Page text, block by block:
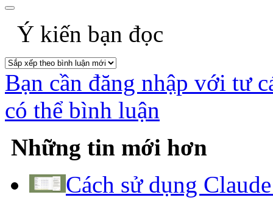
Ý kiến bạn đọc
Bạn cần đăng nhập với tư
có thể bình luận
Những tin mới hơn
Cách sử dụng